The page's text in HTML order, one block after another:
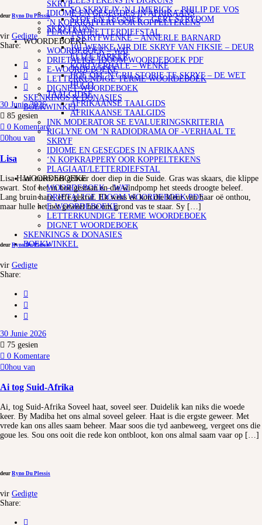
SKRYF
IDIOME EN GESEGDES IN AFRIKAANS
‘N KOPKRAPPERY OOR KOPPELTEKENS
PLAGIAAT/LETTERDIEFSTAL
WOORDEBOEKE
WOORDEBOEK – WAT
DRIETALIGE IDOOM WOORDEBOEK PDF
E-WOORDEBOEKE
LETTERKUNDIGE TERME WOORDEBOEK
DIGNET WOORDEBOEK
SKENKINGS & DONASIES
BOEKWINKEL
SO SKRYF JY ‘N LIMERICK – PHILIP DE VOS
STOF EN TEGNIEK – GERT STRYDOM
SKRYFKUNS
4 SKRYFWENKE – ANNERLE BARNARD
101 WENKE VIR DIE SKRYF VAN FIKSIE – DEUR
ELIZE PARKER
KORTVERHALE – WENKE
HOE OM ‘N GRILSTORIE TE SKRYF – DE WET
HUGO
TAALGIDSE
AFRIKAANSE TAALGIDS
AFRIKAANSE TAALGIDS
INK MODERATOR SE EVALUERINGSKRITERIA
RIGLYNE OM ‘N RADIODRAMA OF -VERHAAL TE
SKRYF
IDIOME EN GESEGDES IN AFRIKAANS
‘N KOPKRAPPERY OOR KOPPELTEKENS
PLAGIAAT/LETTERDIEFSTAL
WOORDEBOEKE
WOORDEBOEK – WAT
DRIETALIGE IDOOM WOORDEBOEK PDF
E-WOORDEBOEKE
LETTERKUNDIGE TERME WOORDEBOEK
DIGNET WOORDEBOEK
SKENKINGS & DONASIES
BOEKWINKEL
deur Ryno Du Plessis
vir Gedigte
Share:
30 Junie 2026
85 gesien
0 Komentare
0hou van
Lisa
Lisa Haar ouers het geboer doer diep in die Suide. Gras was skaars, die klippe
swart. Stof het in boë gestaan en die windpomp het steeds droogte beleef.
Lang bruin hare, effe gekrul. Ek wens ek kon die kleur van haar oë onthou,
maar hulle het net geweet hoe om grond vas te staar. Sy […]
deur Ryno Du Plessis
vir Gedigte
Share:
30 Junie 2026
75 gesien
0 Komentare
0hou van
Ai tog Suid-Afrika
Ai, tog Suid-Afrika Soveel haat, soveel seer. Duidelik kan niks die woede
keer. By Madiba het ons almal soveel geleer. Haat is die ergste geweer. Met
vrede kan ons alles saam beheer. Maar soos die tyd aanbeweeg, vergeet ons die
goue les. Sou ons ooit die rede kon ontbloot, kon ons almal saam vaar op […]
deur Ryno Du Plessis
vir Gedigte
Share: